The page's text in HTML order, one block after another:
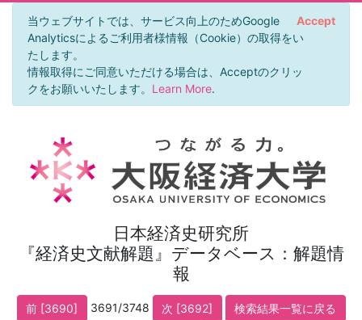
当ウェブサイトでは、サービス向上のためGoogle
Analyticsによるご利用者様情報（Cookie）の取得をい
たします。
情報取得にご同意いただける場合は、Acceptのクリッ
クをお願いいたします。 Learn More.
Accept
日本経済史研究所
『経済史文献解題』データベース：解題情
報
前 [3690] 3691/3748 次 [3692]
検索結果一覧に戻る